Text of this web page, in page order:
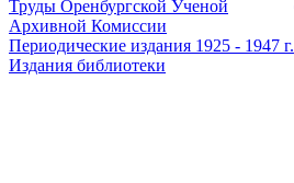
Труды Оренбургской Ученой
Архивной Комиссии
Периодические издания 1925 - 1947 г.
Издания библиотеки